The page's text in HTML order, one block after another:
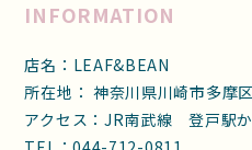
INFORMATION
店名：LEAF&BEAN
所在地： 神奈川県川崎市多摩
アクセス：JR南武線 登戸駅